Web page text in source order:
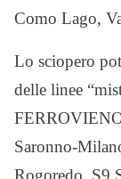
Como Lago,
Lo sciopero
delle linee
Saronno-
Rogoredo, S9